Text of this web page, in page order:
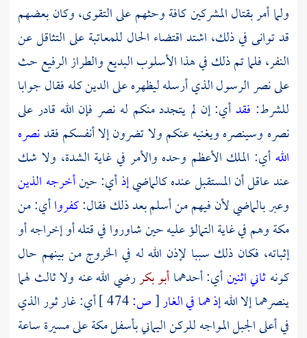
ولما أمر بقتال المشركين كافة وحثهم على التقوى، وكان بعضهم
قد توانى في ذلك، اشتد اقتضاء الحال للمعاتبة على التثاقل عن
النفر، فلما تم ذلك في هذا الأسلوب البديع والطراز الرفيع حث
على نصر الرسول الذي أرسله ليظهره على الدين كله فقال جوابا
للشرط: فقدأي: إن لم يتجدد منكم له نصر فإن الله قادر على
نصره وسينصره ويغنيه عنكم ولا تضرون إلا أنفسكم فقدنصره
اللهأي: الملك الأعظم وحده والأمر في غاية الشدة، ولا شك
عند عاقل أن المستقبل عنده كالماضيإذأي: حينأخرجه الذين
وعبر بالماضي لأن فيهم من أسلم بعد ذلك فقال:كفرواأي: من
مكةوهم في غاية التمالؤ عليه حين شاوروا في قتله أو إخراجه أو
إثباته، فكان ذلك سببا لإذن الله له في الخروج من بينهم حال
كونهثاني اثنينأي: أحدهماأبو بكررضي الله عنه ولا ثالث لهما
ينصرهما إلا اللهإذ هما في الغار[ص:
أي: غار ثور الذي
في أعلى الجبل المواجهللركن اليمانيبأسفلمكةعلى مسيرة ساعة